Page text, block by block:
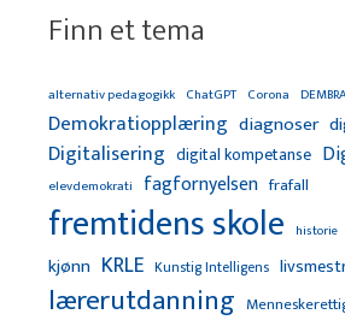
Finn et tema
alternativ pedagogikk ChatGPT Corona
Demokratiopplæring diagnoser
Digitalisering digital kompetanse
elevdemokrati fagfornyelsen frafall
fremtidens skole historie
kjønn KRLE Kunstig Intelligens
lærerutdanning